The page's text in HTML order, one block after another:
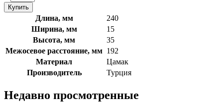
Длина, мм
240
Ширина, мм
15
Высота, мм
35
Межосевое расстояние, мм 192
Материал
Цамак
Производитель
Турция
Недавно просмотренные